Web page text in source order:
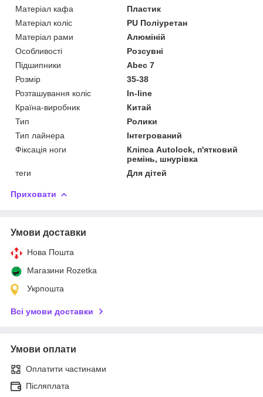
Матеріал кафа
Пластик
Матеріал коліс
PU Поліуретан
Матеріал рами
Алюміній
Особливості
Розсувні
Підшипники
Abec 7
Розмір
35-38
Розташування коліс
In-line
Країна-виробник
Китай
Тип
Ролики
Тип лайнера
Інтегрований
Фіксація ноги
Кліпса Autolock, п'ятковий
ремінь, шнурівка
теги
Для дітей
Приховати
Умови доставки
Нова Пошта
Магазини Rozetka
Укрпошта
Всі умови доставки
Умови оплати
Оплатити частинами
Післяплата